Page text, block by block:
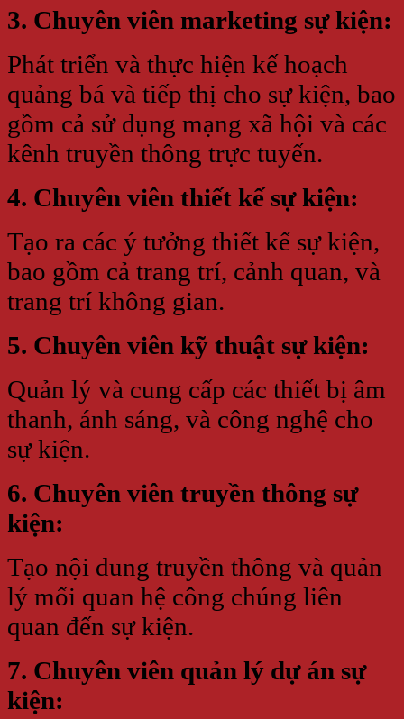
3. Chuyên viên marketing sự kiện:
Phát triển và thực hiện kế hoạch
quảng bá và tiếp thị cho sự kiện, bao
gồm cả sử dụng mạng xã hội và các
kênh truyền thông trực tuyến.
4. Chuyên viên thiết kế sự kiện:
Tạo ra các ý tưởng thiết kế sự kiện,
bao gồm cả trang trí, cảnh quan, và
trang trí không gian.
5. Chuyên viên kỹ thuật sự kiện:
Quản lý và cung cấp các thiết bị âm
thanh, ánh sáng, và công nghệ cho
sự kiện.
6. Chuyên viên truyền thông sự
kiện:
Tạo nội dung truyền thông và quản
lý mối quan hệ công chúng liên
quan đến sự kiện.
7. Chuyên viên quản lý dự án sự
kiện: